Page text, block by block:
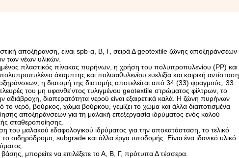
αποξήρανση, είναι spb-α, Β, Γ, σειρά Δ geotextile ζώνης αποξηράνσεων
των νέων υλικών.
πλαστικός πίνακας πυρήνων, η χρήση του πολυπροπυλενίου (PP) και
άκαμπτης και πολυαιθυλενίου ευελιξία και καιρική αντίσταση
η διατομή της διατομής αποτελείται από 34 (33) φραγμούς, 33
του μη υφανθε'ντος τυλιγμένου geotextile στρώματος φίλτρων, το
διαπερατότητα νερού είναι εξαιρετικά καλά. Η ζώνη πυρήνων
νερό, βούρκος, χώμα βούρκου, γεμίζει το χώμα και άλλα διαποτισμένα
αποξηράνσεων για τη μαλακή επεξεργασία ιδρύματος ενός καλού
σταθεροποίησης.
του μαλακού εδαφολογικού ιδρύματος για την αποκατάσταση, το τελικό
σιδηρόδρομο, subgrade και άλλα έργα υποδομής. Είναι ένα ιδανικό υλικό
μπορείτε να επιλέξετε το Α, Β, Γ, πρότυπα Δ τέσσερα.